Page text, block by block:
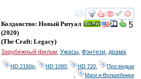
смотреть
5
Колдовство: Новый Ритуал
(2020)
(The Craft: Legacy)
Зарубежный фильм, Ужасы, Фэнтези, драма
HD 2160р HD 1080 HD 720
Про ведьм
Маги и Волшебники